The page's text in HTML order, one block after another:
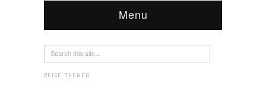
Menu
REISE THEMEN